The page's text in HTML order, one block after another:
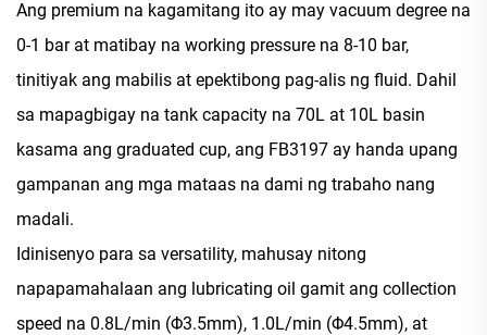
Ang premium na kagamitang ito ay may vacuum degree na
0-1 bar at matibay na working pressure na 8-10 bar,
tinitiyak ang mabilis at epektibong pag-alis ng fluid. Dahil
sa mapagbigay na tank capacity na 70L at 10L basin
kasama ang graduated cup, ang FB3197 ay handa upang
gampanan ang mga mataas na dami ng trabaho nang
madali.
Idinisenyo para sa versatility, mahusay nitong
napapamahalaan ang lubricating oil gamit ang collection
speed na 0.8L/min (Φ3.5mm), 1.0L/min (Φ4.5mm), at